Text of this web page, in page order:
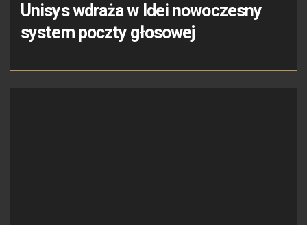
Unisys wdraża w Idei nowoczesny
system poczty głosowej